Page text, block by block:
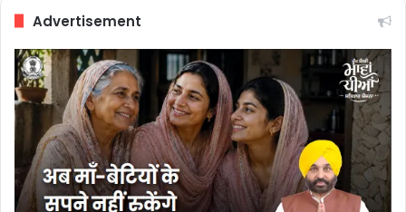
Advertisement